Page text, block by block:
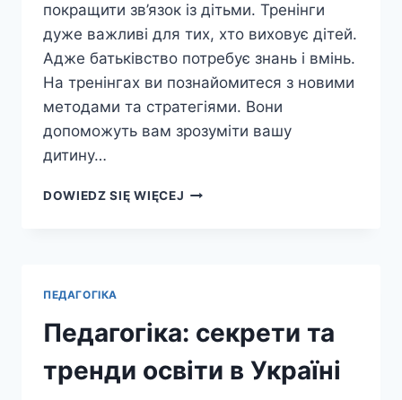
покращити зв’язок із дітьми. Тренінги
дуже важливі для тих, хто виховує дітей.
Адже батьківство потребує знань і вмінь.
На тренінгах ви познайомитеся з новими
методами та стратегіями. Вони
допоможуть вам зрозуміти вашу
дитину…
DOWIEDZ SIĘ WIĘCEJ ТРЕНІНГ
ПЕДАГОГІКА
Педагогіка: секрети та
тренди освіти в Україні